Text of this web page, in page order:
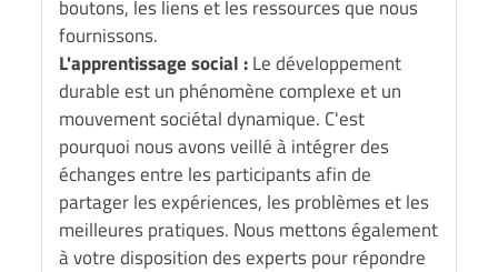
boutons, les liens et les ressources que nous
fournissons.
L'apprentissage social :Le développement
durable est un phénomène complexe et un
mouvement sociétal dynamique. C'est
pourquoi nous avons veillé à intégrer des
échanges entre les participants afin de
partager les expériences, les problèmes et les
meilleures pratiques. Nous mettons également
à votre disposition des experts pour répondre